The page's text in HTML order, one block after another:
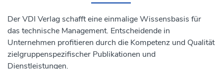
Der VDI Verlag schafft eine einmalige Wissensbasis für
das technische Management. Entscheidende in
Unternehmen profitieren durch die Kompetenz und Qualität
zielgruppenspezifischer Publikationen und
Dienstleistungen.